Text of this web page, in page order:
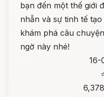
bạn đến một thế giới
nhẫn và sự tinh tế
khám phá câu
ngờ này nhé!
16-